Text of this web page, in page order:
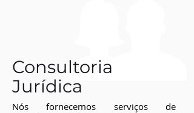
Consultoria
Jurídica
Nós fornecemos serviços de